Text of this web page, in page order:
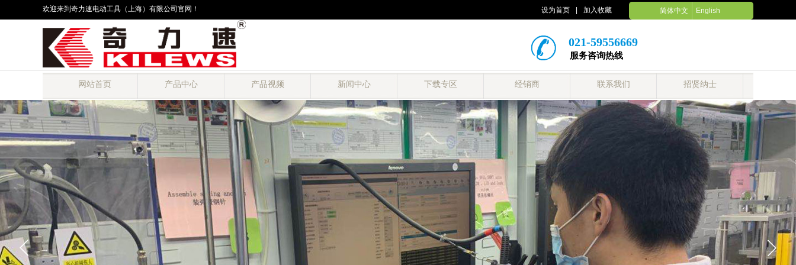
欢迎来到奇力速电动工具（上海）有限公司官网！ 设为首页 加入收藏 简体中文 English
021-59556669
服务咨询热线
网站首页 产品中心 产品视频 新闻中心 下载专区 经销商 联系我们 招贤纳士